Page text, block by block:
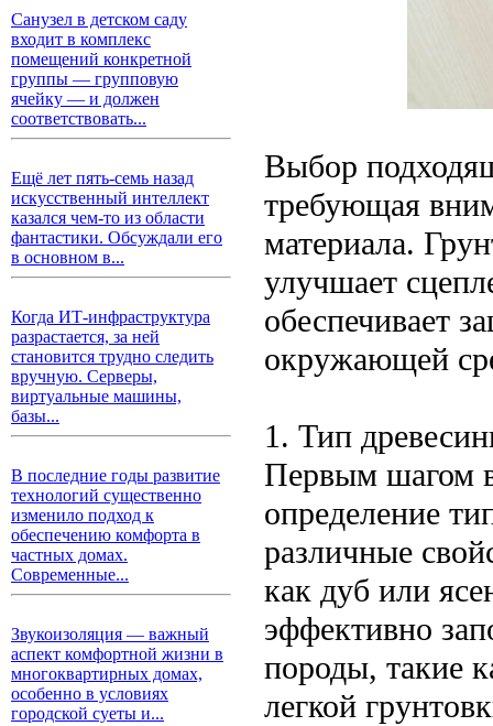
Санузел в детском саду
входит в комплекс
помещений конкретной
группы — групповую
ячейку — и должен
соответствовать...
Ещё лет пять-семь назад
искусственный интеллект
казался чем-то из области
фантастики. Обсуждали его
в основном в...
Когда ИТ-инфраструктура
разрастается, за ней
становится трудно следить
вручную. Серверы,
виртуальные машины,
базы...
В последние годы развитие
технологий существенно
изменило подход к
обеспечению комфорта в
частных домах.
Современные...
Звукоизоляция — важный
аспект комфортной жизни в
многоквартирных домах,
особенно в условиях
городской суеты и...
Выбор
требующая
материала.
улучшает
обеспечивает
окружающей
1. Тип
Первым шагом в
определение
различные
как дуб или
эффективно
породы, такие
легкой